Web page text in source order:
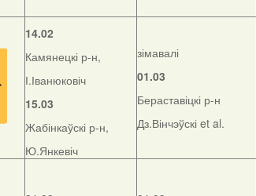
14.02
Камянецкі р-н,
І.Іванюковіч
15.03
Жабінкаўскі р-н,
Ю.Янкевіч
зімавалі
01.03
Бераставіцкі р-н
Дз.Вінчэўскі et al.